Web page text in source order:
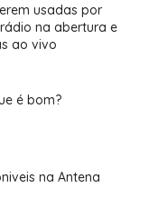
usadas por
na abertura e
ao vivo
é bom?
na Antena